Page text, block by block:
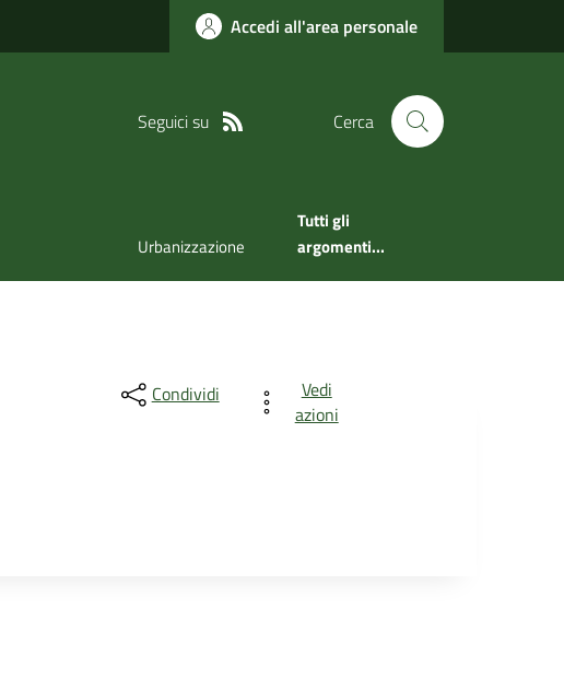
Accedi all'area personale
Seguici su Cerca
Urbanizzazione
Tutti gli
argomenti...
Condividi
Vedi
azioni